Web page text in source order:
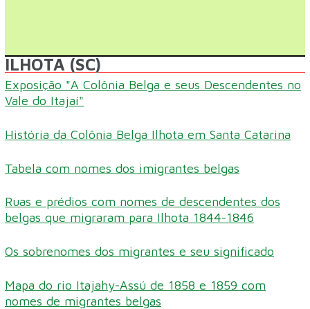
ILHOTA (SC)
Exposição "A Colônia Belga e seus Descendentes no
Vale do Itajaí"
História da Colônia Belga Ilhota em Santa Catarina
Tabela com nomes dos imigrantes belgas
Ruas e prédios com nomes de descendentes dos
belgas que migraram para Ilhota 1844-1846
Os sobrenomes dos migrantes e seu significado
Mapa do rio Itajahy-Assú de 1858 e 1859 com
nomes de migrantes belgas